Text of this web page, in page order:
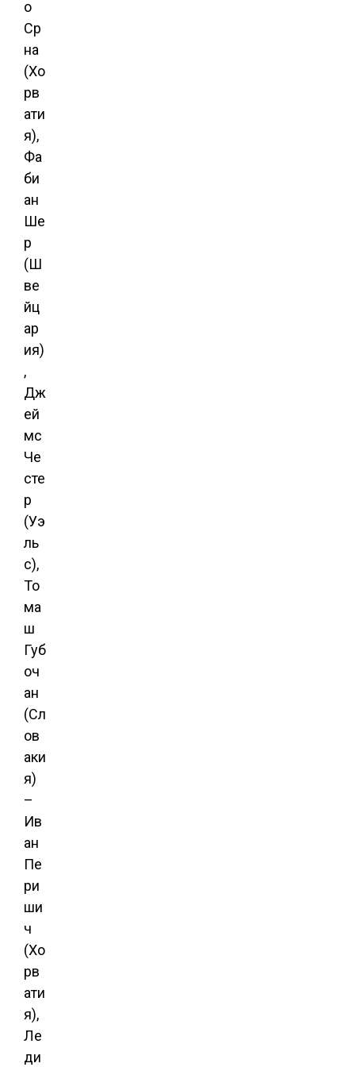
о
Ср
на
(Хо
рв
ати
я),
Фа
би
ан
Ше
р
(Ш
ве
йц
ар
ия)
,
Дж
ей
мс
Че
сте
р
(Уэ
ль
с),
То
ма
ш
Губ
оч
ан
(Сл
ов
аки
я)
–
Ив
ан
Пе
ри
ши
ч
(Хо
рв
ати
я),
Ле
ди